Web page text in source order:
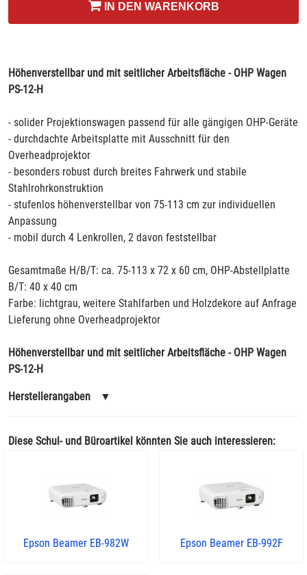
IN DEN WARENKORB
Höhenverstellbar und mit seitlicher Arbeitsfläche - OHP Wagen
PS-12-H
- solider Projektionswagen passend für alle gängigen OHP-Geräte
- durchdachte Arbeitsplatte mit Ausschnitt für den
Overheadprojektor
- besonders robust durch breites Fahrwerk und stabile
Stahlrohrkonstruktion
- stufenlos höhenverstellbar von 75-113 cm zur individuellen
Anpassung
- mobil durch 4 Lenkrollen, 2 davon feststellbar
Gesamtmaße H/B/T: ca. 75-113 x 72 x 60 cm, OHP-Abstellplatte
B/T: 40 x 40 cm
Farbe: lichtgrau, weitere Stahlfarben und Holzdekore auf Anfrage
Lieferung ohne Overheadprojektor
Höhenverstellbar und mit seitlicher Arbeitsfläche - OHP Wagen
PS-12-H
Herstellerangaben ▼
Diese Schul- und Büroartikel könnten Sie auch interessieren:
Epson Beamer EB-982W Epson Beamer EB-992F